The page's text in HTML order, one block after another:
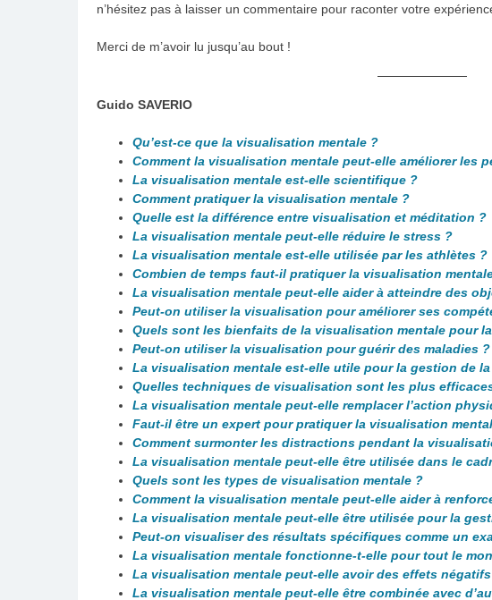
n’hésitez pas à laisser un commentaire pour raconter votre
Merci de m’avoir lu jusqu’au bout !
Guido SAVERIO
Qu’est-ce que la visualisation mentale ?
Comment la visualisation mentale peut-elle améliorer les
La visualisation mentale est-elle scientifique ?
Comment pratiquer la visualisation mentale ?
Quelle est la différence entre visualisation et méditation ?
La visualisation mentale peut-elle réduire le stress ?
La visualisation mentale est-elle utilisée par les athlètes ?
Combien de temps faut-il pratiquer la visualisation
La visualisation mentale peut-elle aider à atteindre des
Peut-on utiliser la visualisation pour améliorer ses
Quels sont les bienfaits de la visualisation mentale pour
Peut-on utiliser la visualisation pour guérir des maladies ?
La visualisation mentale est-elle utile pour la gestion de
Quelles techniques de visualisation sont les plus
La visualisation mentale peut-elle remplacer l’action
Faut-il être un expert pour pratiquer la visualisation
Comment surmonter les distractions pendant la
La visualisation mentale peut-elle être utilisée dans le
Quels sont les types de visualisation mentale ?
Comment la visualisation mentale peut-elle aider à
La visualisation mentale peut-elle être utilisée pour la
Peut-on visualiser des résultats spécifiques comme un
La visualisation mentale fonctionne-t-elle pour tout le
La visualisation mentale peut-elle avoir des effets
La visualisation mentale peut-elle être combinée avec